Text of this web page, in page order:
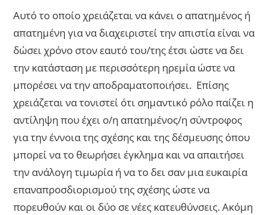
Αυτό το οποίο χρειάζεται να κάνει ο απατημένος ή
απατημένη για να διαχειριστεί την απιστία είναι να
δώσει χρόνο στον εαυτό του/της έτσι ώστε να δει
την κατάσταση με περισσότερη ηρεμία ώστε να
μπορέσει να την αποδραματοποιήσει. Επίσης
χρειάζεται να τονιστεί ότι σημαντικό ρόλο παίζει η
αντίληψη που έχει ο/η απατημένος/η σύντροφος
για την έννοια της σχέσης και της δέσμευσης όπου
μπορεί να το θεωρήσει έγκλημα και να απαιτήσει
την ανάλογη τιμωρία ή να το δει σαν μια ευκαιρία
επαναπροσδιορισμού της σχέσης ώστε να
πορευθούν και οι δύο σε νέες κατευθύνσεις. Ακόμη